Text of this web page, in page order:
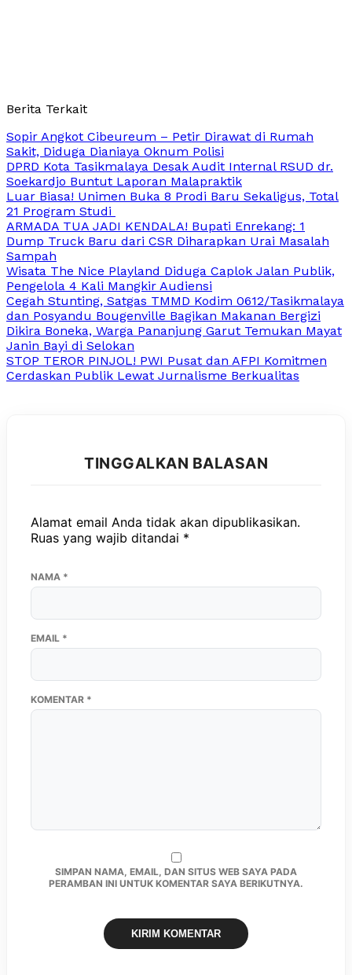
Berita Terkait
Sopir Angkot Cibeureum – Petir Dirawat di Rumah
Sakit, Diduga Dianiaya Oknum Polisi
DPRD Kota Tasikmalaya Desak Audit Internal RSUD dr.
Soekardjo Buntut Laporan Malapraktik
Luar Biasa! Unimen Buka 8 Prodi Baru Sekaligus, Total
21 Program Studi
ARMADA TUA JADI KENDALA! Bupati Enrekang: 1
Dump Truck Baru dari CSR Diharapkan Urai Masalah
Sampah
Wisata The Nice Playland Diduga Caplok Jalan Publik,
Pengelola 4 Kali Mangkir Audiensi
Cegah Stunting, Satgas TMMD Kodim 0612/Tasikmalaya
dan Posyandu Bougenville Bagikan Makanan Bergizi
Dikira Boneka, Warga Pananjung Garut Temukan Mayat
Janin Bayi di Selokan
STOP TEROR PINJOL! PWI Pusat dan AFPI Komitmen
Cerdaskan Publik Lewat Jurnalisme Berkualitas
TINGGALKAN BALASAN
Alamat email Anda tidak akan dipublikasikan.
Ruas yang wajib ditandai *
KOMENTAR *
NAMA *
EMAIL *
SIMPAN NAMA, EMAIL, DAN SITUS WEB SAYA PADA
PERAMBAN INI UNTUK KOMENTAR SAYA BERIKUTNYA.